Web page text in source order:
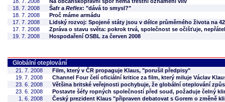
18. 7. 2008
Šafr a Reflex: "dává to smysl?"
18. 7. 2008
Proč máme armádu
17. 7. 2008
Lidský rozvoj: Spojené státy jsou v délce průměrného života na
17. 7. 2008
Zpráva o stavu světa: pokrok trvá, společnost se očišťuje,
19. 7. 2008
Hospodaření OSBL za červen 2008
Globální oteplování
21. 7. 2008
Film, který v ČR propaguje Klaus, "porušil předpisy"
19. 7. 2008
Channel Four čelí oficiální kritice za film, který miluje Václav
23. 6. 2008
Většina britské veřejnosti pochybuje, že globální oteplování
23. 6. 2008
Postavte šéfy ropných společností před soud, požaduje čelný
1. 6. 2008
Český prezident Klaus "připraven debatovat s Gorem o změně